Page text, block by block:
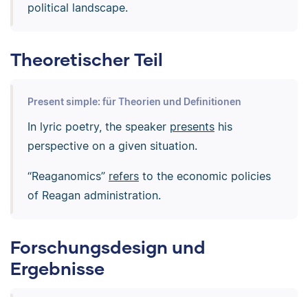
political landscape.
Theoretischer Teil
Present simple: für Theorien und Definitionen
In lyric poetry, the speaker presentshis
perspective on a given situation.
“Reaganomics” refersto the economic policies
of Reagan administration.
Forschungsdesign und
Ergebnisse